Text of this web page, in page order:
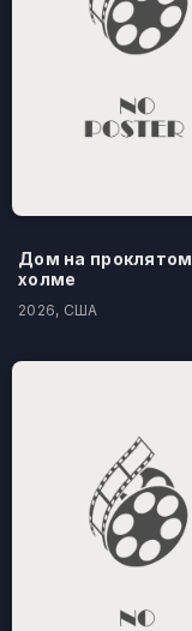
Дом на проклятом
холме
2026, США